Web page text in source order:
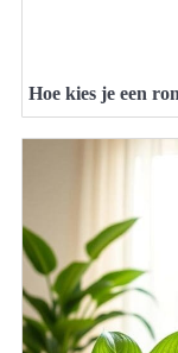
Hoe kies je een